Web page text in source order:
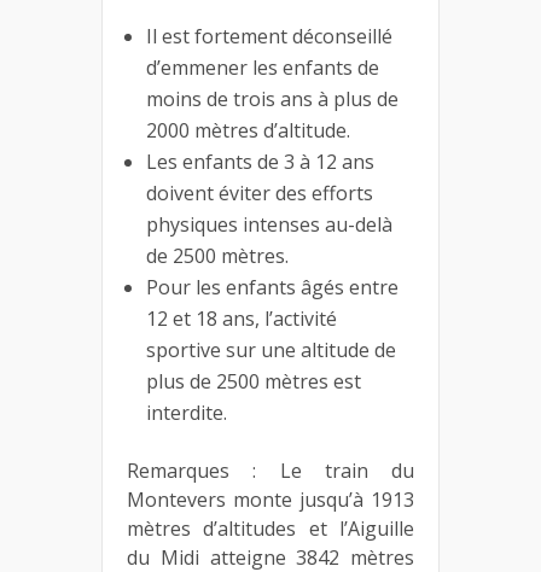
Il est fortement déconseillé
d’emmener les enfants de
moins de trois ans à plus de
2000 mètres d’altitude.
Les enfants de 3 à 12 ans
doivent éviter des efforts
physiques intenses au-delà
de 2500 mètres.
Pour les enfants âgés entre
12 et 18 ans, l’activité
sportive sur une altitude de
plus de 2500 mètres est
interdite.
Remarques : Le train du
Montevers monte jusqu’à 1913
mètres d’altitudes et l’Aiguille
du Midi atteigne 3842 mètres